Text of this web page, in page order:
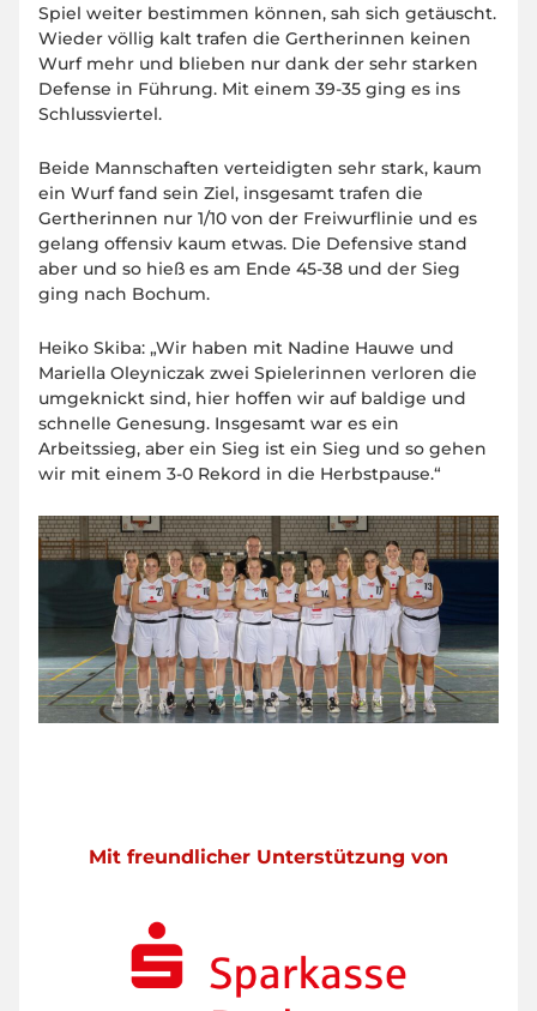
Spiel weiter bestimmen können, sah sich getäuscht.
Wieder völlig kalt trafen die Gertherinnen keinen
Wurf mehr und blieben nur dank der sehr starken
Defense in Führung. Mit einem 39-35 ging es ins
Schlussviertel.
Beide Mannschaften verteidigten sehr stark, kaum
ein Wurf fand sein Ziel, insgesamt trafen die
Gertherinnen nur 1/10 von der Freiwurflinie und es
gelang offensiv kaum etwas. Die Defensive stand
aber und so hieß es am Ende 45-38 und der Sieg
ging nach Bochum.
Heiko Skiba: „Wir haben mit Nadine Hauwe und
Mariella Oleyniczak zwei Spielerinnen verloren die
umgeknickt sind, hier hoffen wir auf baldige und
schnelle Genesung. Insgesamt war es ein
Arbeitssieg, aber ein Sieg ist ein Sieg und so gehen
wir mit einem 3-0 Rekord in die Herbstpause.“
Mit freundlicher Unterstützung von